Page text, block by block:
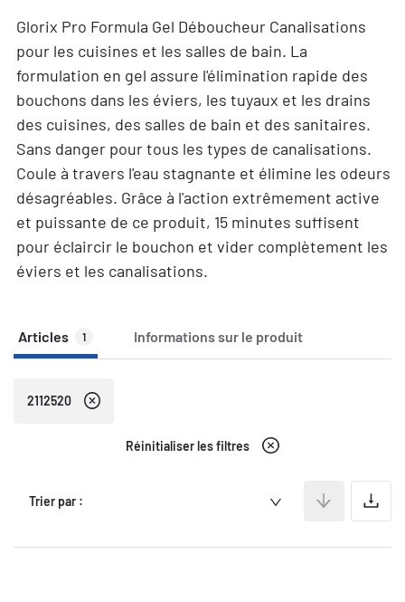
Glorix Pro Formula Gel Déboucheur Canalisations
pour les cuisines et les salles de bain. La
formulation en gel assure l'élimination rapide des
bouchons dans les éviers, les tuyaux et les drains
des cuisines, des salles de bain et des sanitaires.
Sans danger pour tous les types de canalisations.
Coule à travers l'eau stagnante et élimine les odeurs
désagréables. Grâce à l'action extrêmement active
et puissante de ce produit, 15 minutes suffisent
pour éclaircir le bouchon et vider complètement les
éviers et les canalisations.
Articles 1 Informations sur le produit
2112520
Réinitialiser les filtres
Trier par :